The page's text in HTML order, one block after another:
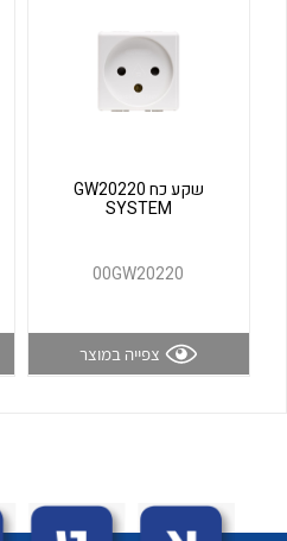
לכל מוצרי היצרן
שקע כח GW20220
SYSTEM
00GW20220
צפייה במוצר